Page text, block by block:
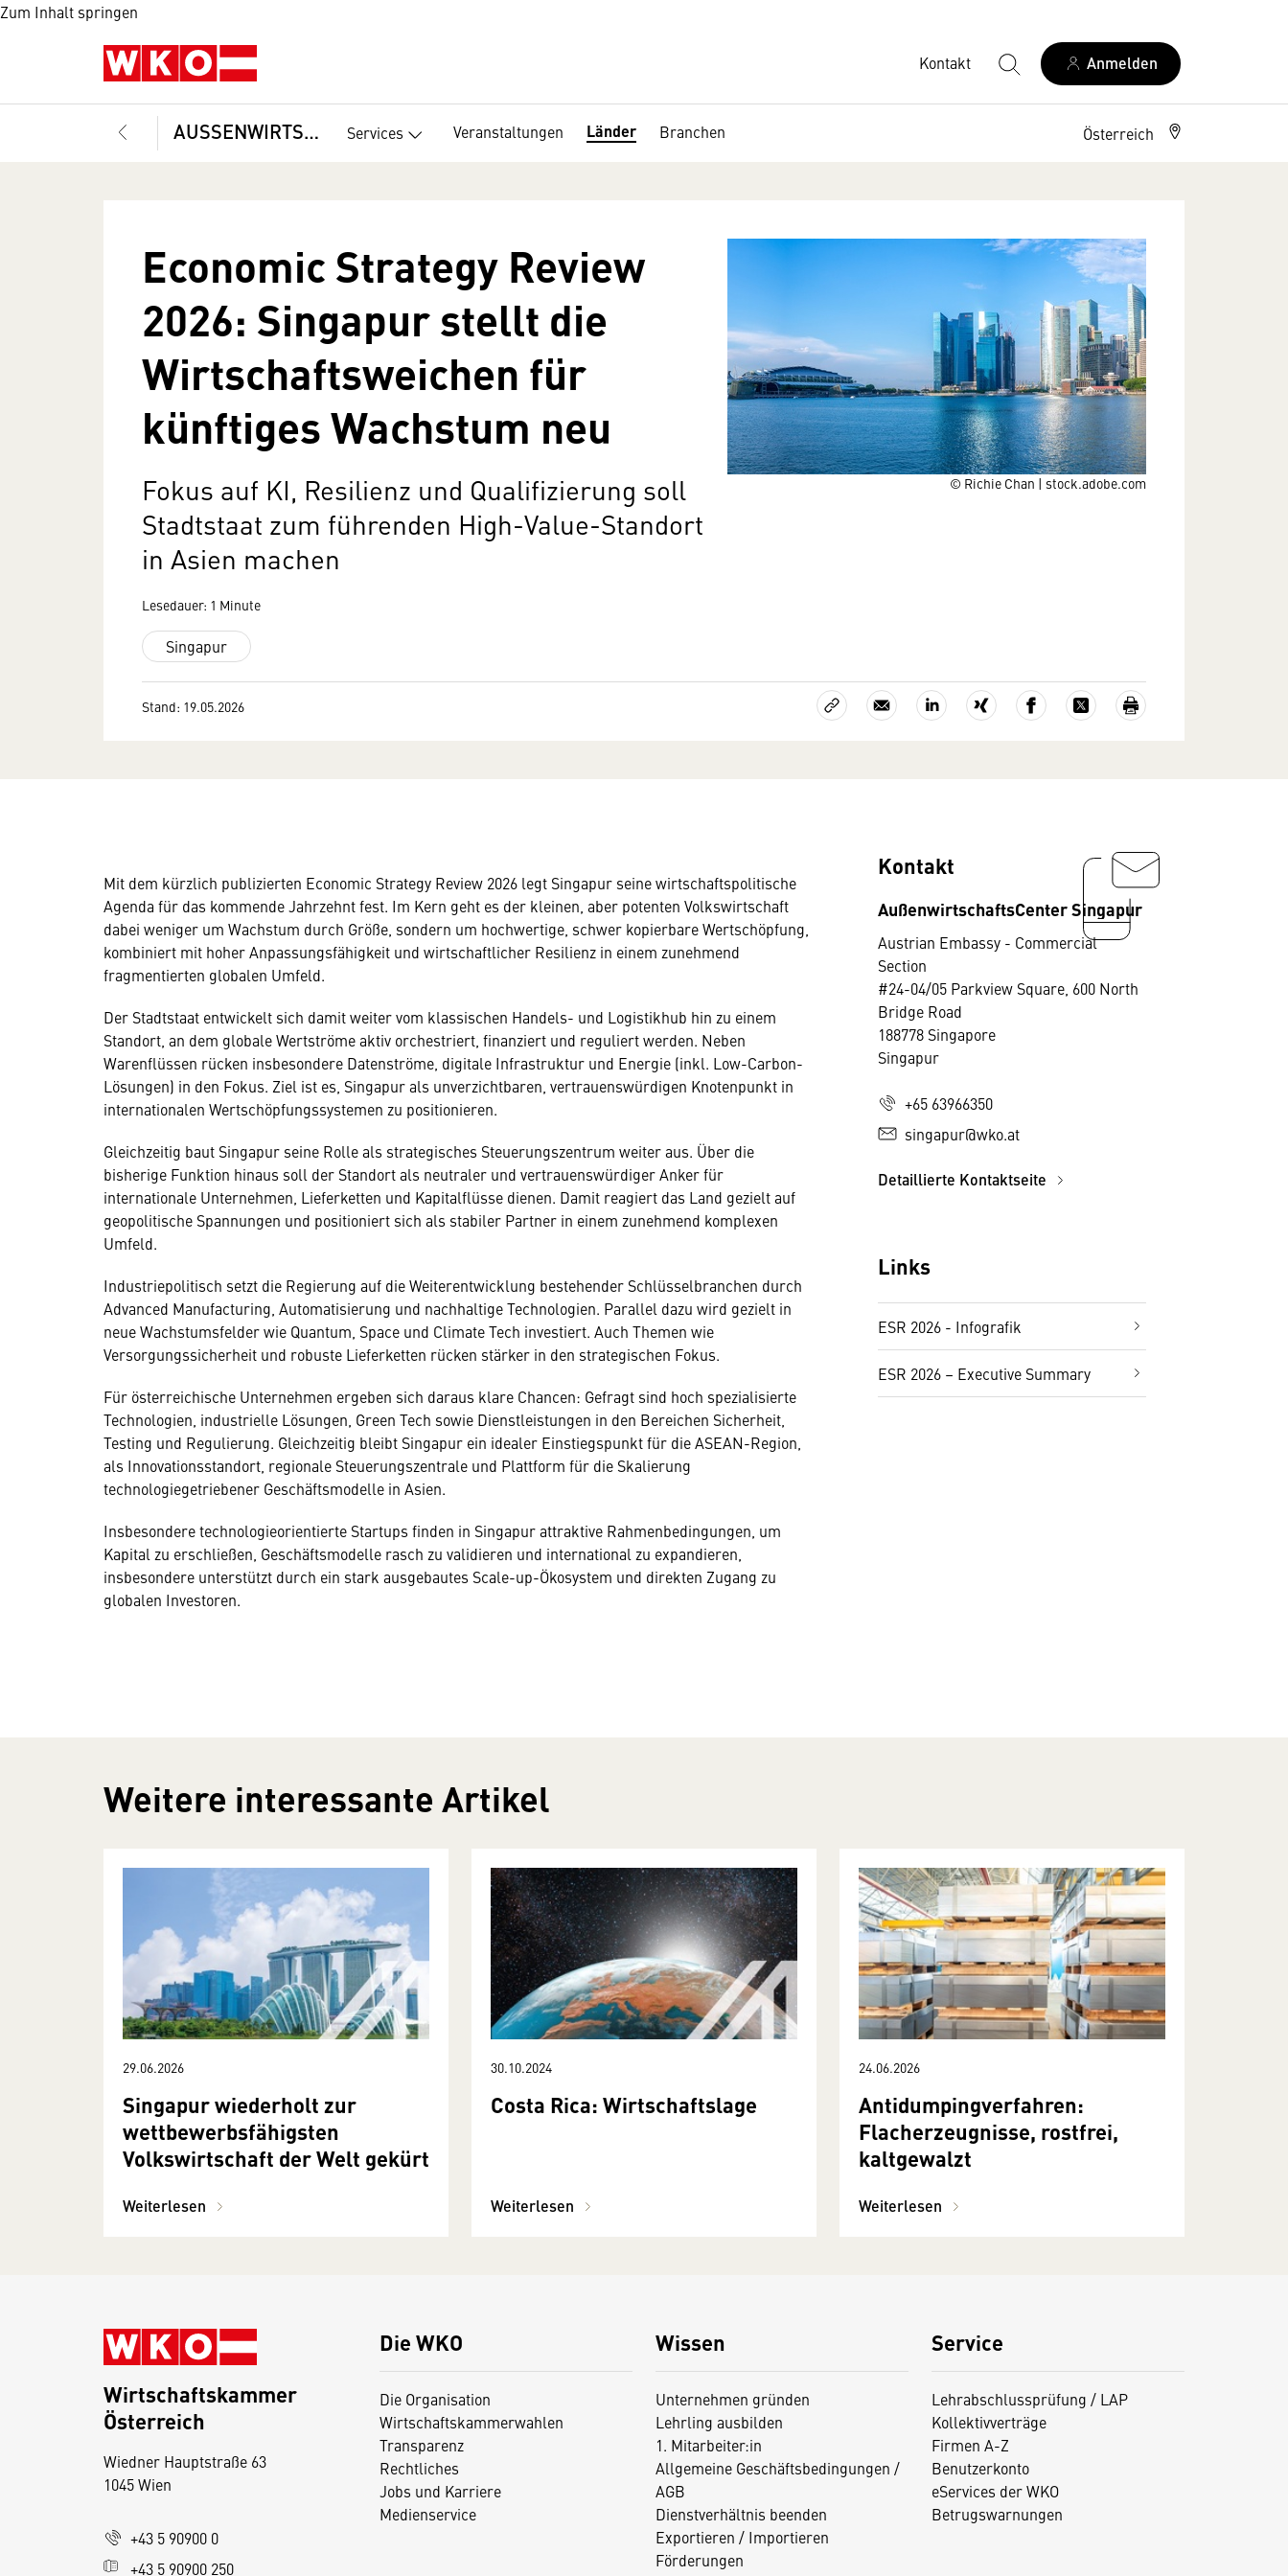
Zum Inhalt springen
Kontakt Anmelden
AUSSENWIRTSCHAFT Services Veranstaltungen Länder Branchen Österreich
© Richie Chan | stock.adobe.com
Economic Strategy Review
2026: Singapur stellt die
Wirtschaftsweichen für
künftiges Wachstum neu
Fokus auf KI, Resilienz und Qualifizierung soll
Stadtstaat zum führenden High-Value-Standort
in Asien machen
Lesedauer: 1 Minute
Singapur
Stand: 19.05.2026
Mit dem kürzlich publizierten Economic Strategy Review 2026 legt Singapur seine wirtschaftspolitische
Agenda für das kommende Jahrzehnt fest. Im Kern geht es der kleinen, aber potenten Volkswirtschaft
dabei weniger um Wachstum durch Größe, sondern um hochwertige, schwer kopierbare Wertschöpfung,
kombiniert mit hoher Anpassungsfähigkeit und wirtschaftlicher Resilienz in einem zunehmend
fragmentierten globalen Umfeld.
Der Stadtstaat entwickelt sich damit weiter vom klassischen Handels- und Logistikhub hin zu einem
Standort, an dem globale Wertströme aktiv orchestriert, finanziert und reguliert werden. Neben
Warenflüssen rücken insbesondere Datenströme, digitale Infrastruktur und Energie (inkl. Low-Carbon-
Lösungen) in den Fokus. Ziel ist es, Singapur als unverzichtbaren, vertrauenswürdigen Knotenpunkt in
internationalen Wertschöpfungssystemen zu positionieren.
Gleichzeitig baut Singapur seine Rolle als strategisches Steuerungszentrum weiter aus. Über die
bisherige Funktion hinaus soll der Standort als neutraler und vertrauenswürdiger Anker für
internationale Unternehmen, Lieferketten und Kapitalflüsse dienen. Damit reagiert das Land gezielt auf
geopolitische Spannungen und positioniert sich als stabiler Partner in einem zunehmend komplexen
Umfeld.
Industriepolitisch setzt die Regierung auf die Weiterentwicklung bestehender Schlüsselbranchen durch
Advanced Manufacturing, Automatisierung und nachhaltige Technologien. Parallel dazu wird gezielt in
neue Wachstumsfelder wie Quantum, Space und Climate Tech investiert. Auch Themen wie
Versorgungssicherheit und robuste Lieferketten rücken stärker in den strategischen Fokus.
Für österreichische Unternehmen ergeben sich daraus klare Chancen: Gefragt sind hoch spezialisierte
Technologien, industrielle Lösungen, Green Tech sowie Dienstleistungen in den Bereichen Sicherheit,
Testing und Regulierung. Gleichzeitig bleibt Singapur ein idealer Einstiegspunkt für die ASEAN-Region,
als Innovationsstandort, regionale Steuerungszentrale und Plattform für die Skalierung
technologiegetriebener Geschäftsmodelle in Asien.
Insbesondere technologieorientierte Startups finden in Singapur attraktive Rahmenbedingungen, um
Kapital zu erschließen, Geschäftsmodelle rasch zu validieren und international zu expandieren,
insbesondere unterstützt durch ein stark ausgebautes Scale-up-Ökosystem und direkten Zugang zu
globalen Investoren.
Kontakt
AußenwirtschaftsCenter Singapur
Austrian Embassy - Commercial
Section
#24-04/05 Parkview Square, 600 North
Bridge Road
188778 Singapore
Singapur
+65 63966350
singapur@wko.at
Detaillierte Kontaktseite
Links
ESR 2026 - Infografik
ESR 2026 – Executive Summary
Weitere interessante Artikel
29.06.2026
Singapur wiederholt zur
wettbewerbsfähigsten
Volkswirtschaft der Welt gekürt
Weiterlesen
30.10.2024
Costa Rica: Wirtschaftslage
Weiterlesen
24.06.2026
Antidumpingverfahren:
Flacherzeugnisse, rostfrei,
kaltgewalzt
Weiterlesen
Die WKO
Die Organisation
Wirtschaftskammerwahlen
Transparenz
Rechtliches
Jobs und Karriere
Medienservice
Wissen
Unternehmen gründen
Lehrling ausbilden
1. Mitarbeiter:in
Allgemeine Geschäftsbedingungen /
AGB
Dienstverhältnis beenden
Exportieren / Importieren
Förderungen
Service
Lehrabschlussprüfung / LAP
Kollektivverträge
Firmen A-Z
Benutzerkonto
eServices der WKO
Betrugswarnungen
Wirtschaftskammer
Österreich
Wiedner Hauptstraße 63
1045 Wien
+43 5 90900 0
+43 5 90900 250